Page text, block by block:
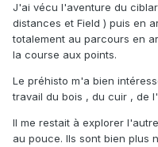
J'ai vécu l'aventure du
distances et Field ) puis en
totalement au parcours en
la course aux points.
Le préhisto m'a bien
travail du bois , du cuir , de
Il me restait à explorer
au pouce. Ils sont bien plus